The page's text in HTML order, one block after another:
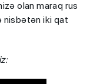
olan maraq rus
nisbətən iki qat